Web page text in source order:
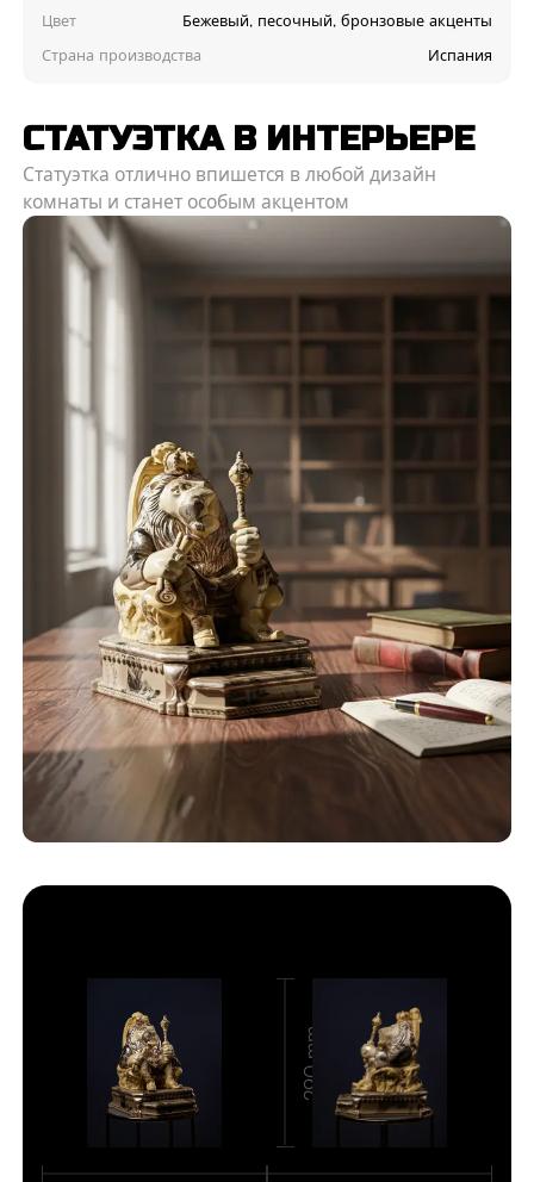
Цвет
Бежевый, песочный, бронзовые акценты
Страна производства
Испания
СТАТУЭТКА В ИНТЕРЬЕРЕ
Статуэтка отлично впишется в любой дизайн
комнаты и станет особым акцентом
290 mm